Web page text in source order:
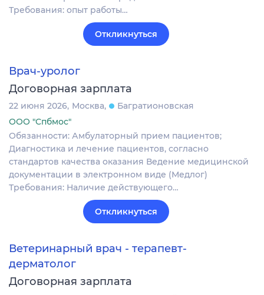
Требования: опыт работы…
Откликнуться
Врач-уролог
Договорная зарплата
22 июня 2026 Москва
Багратионовская
ООО "Спбмос"
Обязанности: Амбулаторный прием пациентов;
Диагностика и лечение пациентов, согласно
стандартов качества оказания Ведение медицинской
документации в электронном виде (Медлог)
Требования: Наличие действующего…
Откликнуться
Ветеринарный врач - терапевт-
дерматолог
Договорная зарплата